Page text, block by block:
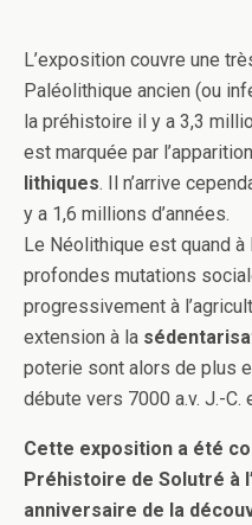
L’exposition couvre une
Paléolithique ancien (ou
la préhistoire il y a 3,3
est marquée par
lithiques. Il n’arrive
y a 1,6 millions d’années.
Le Néolithique est quand
profondes mutations
progressivement à
extension à la
poterie sont alors de plus
débute vers 7000 a.v. J.-C.
Cette exposition a été
Préhistoire de Solutré à
anniversaire de la